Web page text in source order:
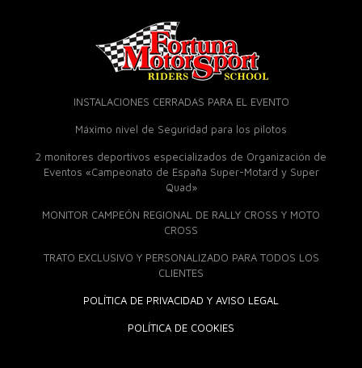
INSTALACIONES CERRADAS PARA EL EVENTO
Máximo nivel de Seguridad para los pilotos
2 monitores deportivos especializados de Organización de
Eventos «Campeonato de España Super-Motard y Super
Quad»
MONITOR CAMPEÓN REGIONAL DE RALLY CROSS Y MOTO
CROSS
TRATO EXCLUSIVO Y PERSONALIZADO PARA TODOS LOS
CLIENTES
POLÍTICA DE PRIVACIDAD Y AVISO LEGAL
POLÍTICA DE COOKIES